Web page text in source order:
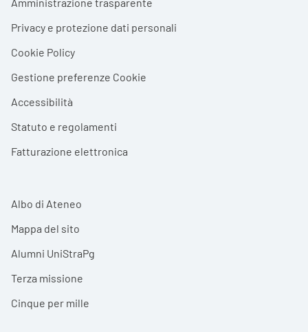
Privacy e protezione dati personali
Cookie Policy
Gestione preferenze Cookie
Accessibilità
Statuto e regolamenti
Fatturazione elettronica
Albo di Ateneo
Mappa del sito
Alumni UniStraPg
Terza missione
Cinque per mille